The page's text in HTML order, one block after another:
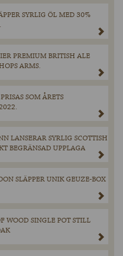
SYRLIG ÖL MED 30%
PREMIUM BRITISH ALE
ARMS.
SOM ÅRETS
LANSERAR SYRLIG SCOTTISH
BEGRÄNSAD UPPLAGA
SLÄPPER UNIK GEUZE-BOX
WOOD SINGLE POT STILL